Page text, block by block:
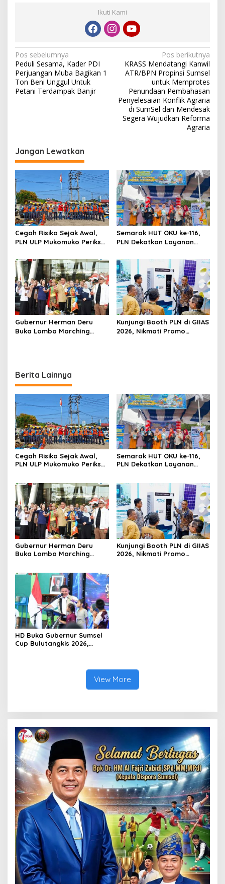
Ikuti Kami
N
a
v
i
i
p
o
s
Pos sebelumnya
Peduli Sesama, Kader PDI
Perjuangan Muba Bagikan 1
Ton Beni Unggul Untuk
Petani Terdampak Banjir
Pos berikutnya
KRASS Mendatangi Kanwil
ATR/BPN Propinsi Sumsel
untuk Memprotes
Penundaan Pembahasan
Penyelesaian Konflik Agraria
di SumSel dan Mendesak
Segera Wujudkan Reforma
Agraria
Jangan Lewatkan
Cegah Risiko Sejak Awal,
PLN ULP Mukomuko Periksa
secara Rutin
Semarak HUT OKU ke-116,
PLN Dekatkan Layanan
Mobile 2026
Gubernur Herman Deru
Buka Lomba Marching
Kunjungi Booth PLN di GIIAS
2026, Nikmati Promo
Berita Lainnya
Cegah Risiko Sejak Awal,
PLN ULP Mukomuko Periksa
Semarak HUT OKU ke-116,
PLN Dekatkan Layanan
Gubernur Herman Deru
Buka Lomba Marching
dan Kedisiplinan Generasi
Muda
Kunjungi Booth PLN di GIIAS
2026, Nikmati Promo
HD Buka Gubernur Sumsel
Cup Bulutangkis 2026,
View More